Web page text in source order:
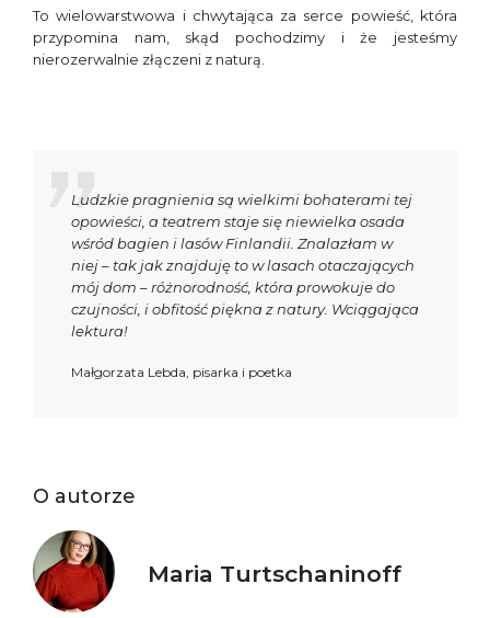
To wielowarstwowa i chwytająca za serce powieść, która
przypomina nam, skąd pochodzimy i że jesteśmy
nierozerwalnie złączeni z naturą.
Ludzkie pragnienia są wielkimi bohaterami tej
opowieści, a teatrem staje się niewielka osada
wśród bagien i lasów Finlandii. Znalazłam w
niej – tak jak znajduję to w lasach otaczających
mój dom – różnorodność, która prowokuje do
czujności, i obfitość piękna z natury. Wciągająca
lektura!
Małgorzata Lebda, pisarka i poetka
O autorze
Maria Turtschaninoff